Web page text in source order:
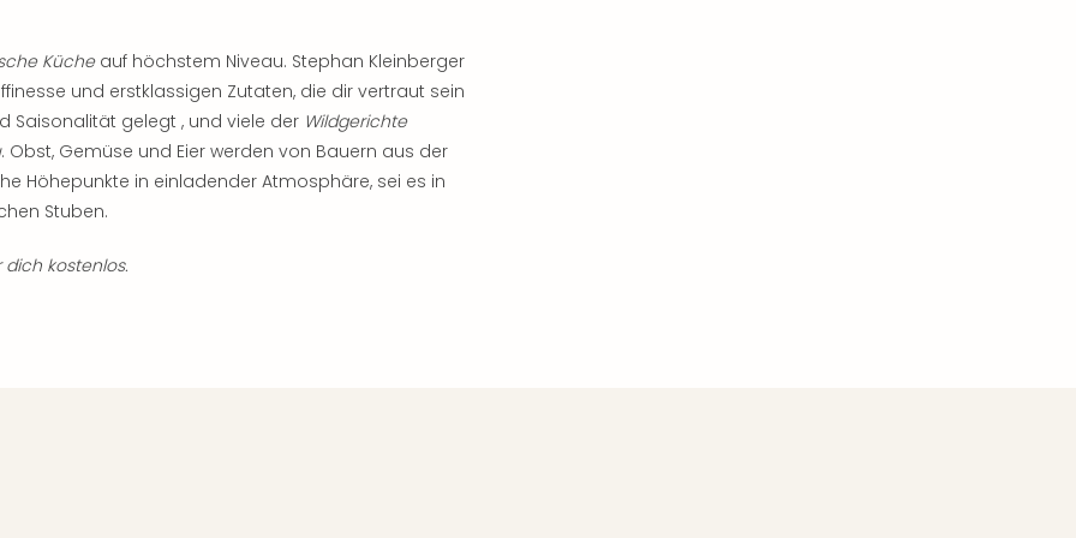
Kücheauf höchstem Niveau. Stephan Kleinberger
und erstklassigen Zutaten, die dir vertraut sein
Saisonalität gelegt , und viele der Wildgerichte
. Obst, Gemüse und Eier werden von Bauern aus der
Höhepunkte in einladender Atmosphäre, sei es in
Stuben.
kostenlos.